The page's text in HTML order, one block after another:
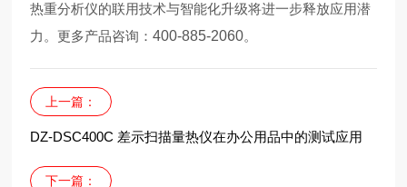
热重分析仪的联用技术与智能化升级将进一步释放应用潜
力。更多产品咨询：400-885-2060。
上一篇：
DZ-DSC400C 差示扫描量热仪在办公用品中的测试应用
下一篇：